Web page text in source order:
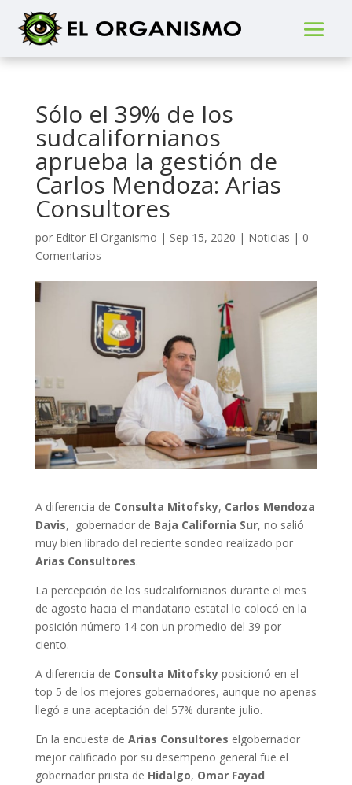
Sólo el 39% de los
sudcalifornianos
aprueba la gestión de
Carlos Mendoza: Arias
Consultores
por Editor El Organismo | Sep 15, 2020 | Noticias | 0
Comentarios
A diferencia de Consulta Mitofsky, Carlos Mendoza
Davis, gobernador de Baja California Sur, no salió
muy bien librado del reciente sondeo realizado por
Arias Consultores.
La percepción de los sudcalifornianos durante el mes
de agosto hacia el mandatario estatal lo colocó en la
posición número 14 con un promedio del 39 por
ciento.
A diferencia de Consulta Mitofskyposicionó en el
top 5 de los mejores gobernadores, aunque no apenas
llegó a una aceptación del 57% durante julio.
En la encuesta de Arias Consultores elgobernador
mejor calificado por su desempeño general fue el
gobernador priista de Hidalgo, Omar Fayad